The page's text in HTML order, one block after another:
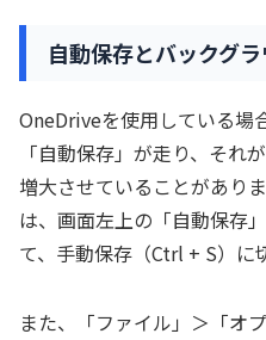
自動保存とバックグ
OneDriveを使用している場
「自動保存」が走り、それ
増大させていることがあり
は、画面左上の「自動保存
て、手動保存（Ctrl + S）に
また、「ファイル」＞「オ